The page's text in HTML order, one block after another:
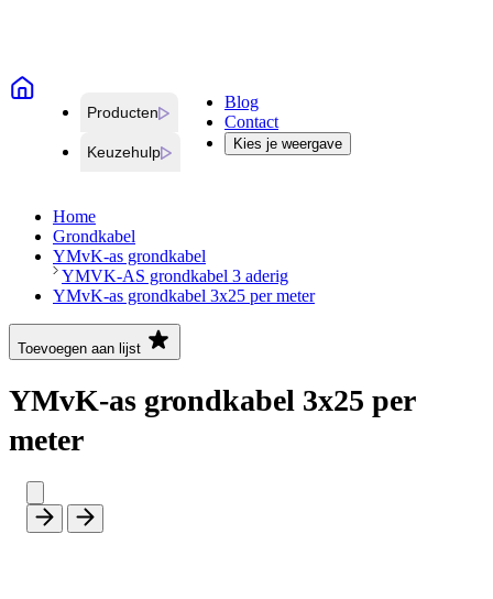
Producten
Keuzehulp
Blog
Contact
Kies je weergave
Home
Grondkabel
YMvK-as grondkabel
YMVK-AS grondkabel 3 aderig
YMvK-as grondkabel 3x25 per meter
Toevoegen aan lijst
YMvK-as grondkabel 3x25 per
meter